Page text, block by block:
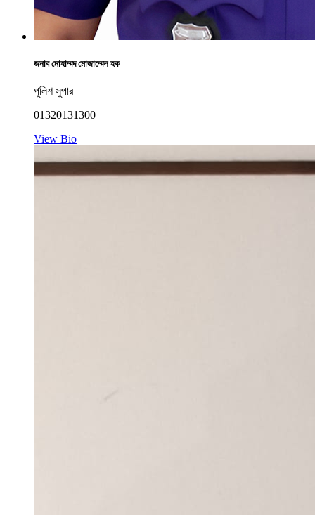
জনাব মোহাম্মদ মোজাম্মেল হক
পুলিশ সুপার
01320131300
View Bio